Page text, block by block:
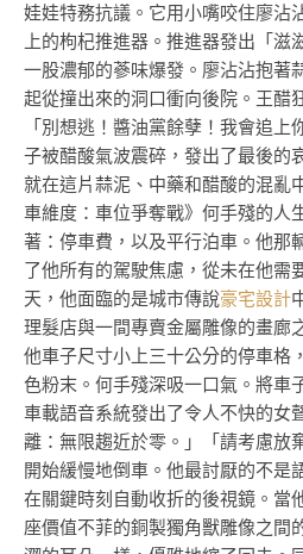
娃娃特務抗議。它用小嘴咬住廖沾
上的枸杞推進器。推進器發出「
一股濃郁的蔘味爆發。廖沾沾抱著
起從撞出來的洞口衝向後院。王醋
「別想逃！醬油黨餘孽！我會追
子被醋酸氣波震碎，發出了最後的
就在這片蒜泥、中藥和醋酸的混亂
車維度：車位爭奪戰》何手殘的人
著：停車費，以及平行泊車。他那
了他所有的駕駛焦慮，從未在他需
天，他面臨的是城市傳說豪宅設計
理髮店與一間專賣金屬雕像的畫廊
他車子尺寸小上三十公分的停車格
色粉末。何手殘深吸一口氣。將車
車載語音系統發出了令人不快的女
離：無限趨近於零。」「請考慮放
開始緩慢地倒車。他最討厭的不是
在關鍵時刻自動收折的後視鏡。當
座價值不菲的銅製獨角獸雕像之間